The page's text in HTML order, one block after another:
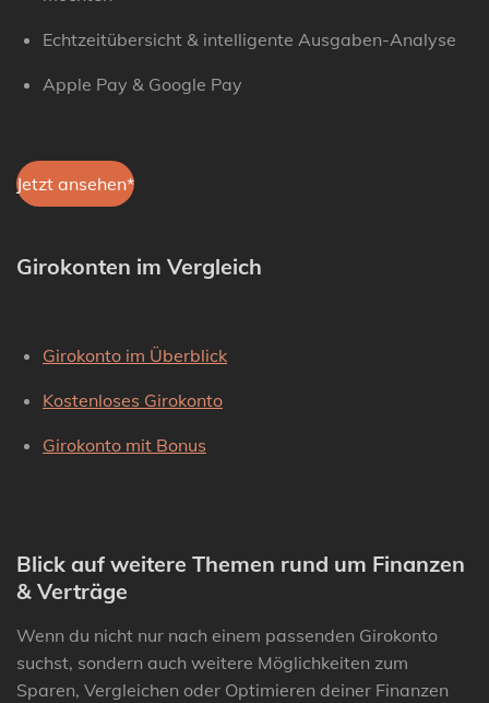
Echtzeitübersicht & intelligente Ausgaben-Analyse
Apple Pay & Google Pay
Jetzt ansehen*
Girokonten im Vergleich
Girokonto im Überblick
Kostenloses Girokonto
Girokonto mit Bonus
Blick auf weitere Themen rund um Finanzen
& Verträge
Wenn du nicht nur nach einem passenden Girokonto
suchst, sondern auch weitere Möglichkeiten zum
Sparen, Vergleichen oder Optimieren deiner Finanzen